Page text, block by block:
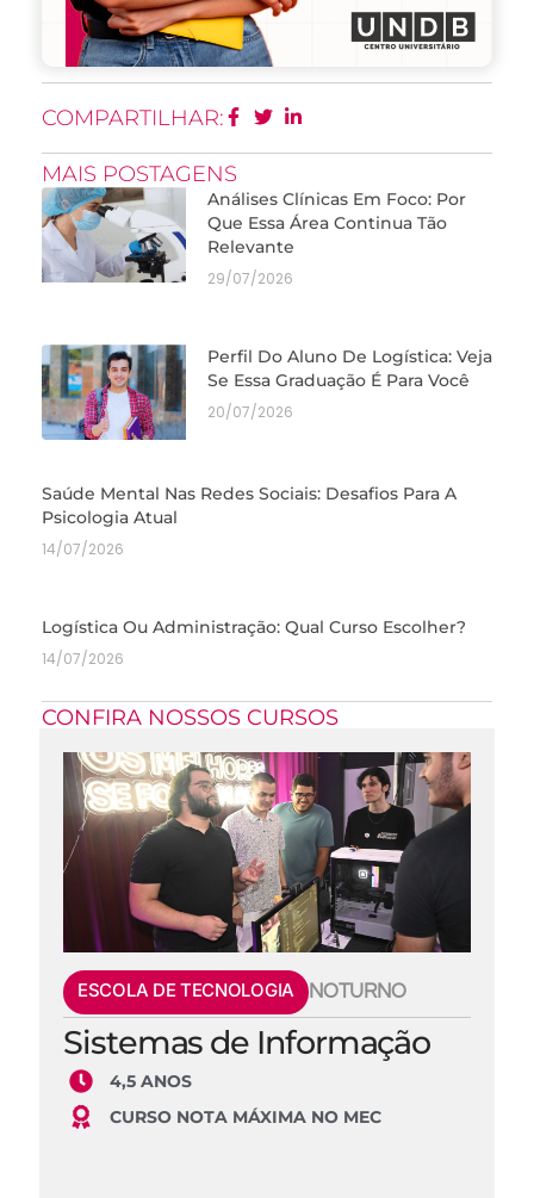
COMPARTILHAR:
MAIS POSTAGENS
Análises Clínicas Em Foco: Por
Que Essa Área Continua Tão
Relevante
29/07/2026
Perfil Do Aluno De Logística: Veja
Se Essa Graduação É Para Você
20/07/2026
Saúde Mental Nas Redes Sociais: Desafios Para A
Psicologia Atual
14/07/2026
Logística Ou Administração: Qual Curso Escolher?
14/07/2026
CONFIRA NOSSOS CURSOS
ESCOLA DE TECNOLOGIA NOTURNO
Sistemas de Informação
4,5 ANOS
CURSO NOTA MÁXIMA NO MEC